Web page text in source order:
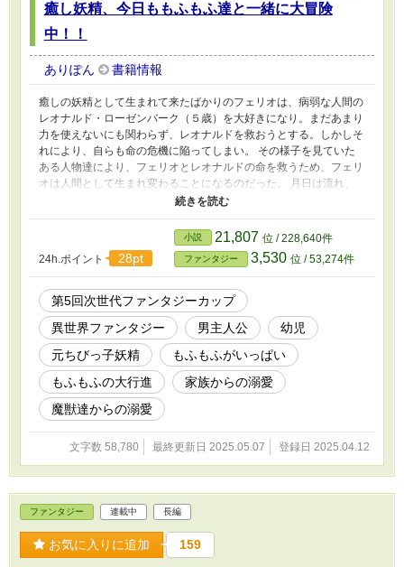
癒し妖精、今日ももふもふ達と一緒に大冒険
中！！
ありぽん 書籍情報
癒しの妖精として生まれて来たばかりのフェリオは、病弱な人間の
レオナルド・ローゼンバーク（５歳）を大好きになり。まだあまり
力を使えないにも関わらず、レオナルドを救おうとする。しかしそ
れにより、自らも命の危機に陥ってしまい。 その様子を見ていた
ある人物達により、フェリオとレオナルドの命を救うため、フェリ
オは人間として生まれ変わることになるのだった。 月日は流れ、
生まれ変わってから３年。 フェリオはアレクシス・ローゼンバー
グとして、優しくて強い父と母、兄のレオナルド、そしてたくさん
の使用人とメイド達に囲まれ。元気のすくすく育ち、毎日楽しい
日々を過ごしていた。 実はローゼンバーグ公爵家では代々、三歳
の能力鑑定の儀の際に、必ずある特別な能力を授かるのだが。アレ
クシスも無事にその力を授かり。家族は彼の未来に大きな期待を寄
せる事に。 しかし、事態は思わぬ方向へと動き出す。 「……これ
では、どちらが脅威だか分からないではないか」 思わず漏れた父
の愚痴。 無事に力を授かったことで、アレクシスの毎日はこれま
で以上に、楽しいものへと変わっていったが。周囲の大人達は、
戦々恐々とする日々を送ることになるのだった。
24h.ポイント 28pt
小説 21,807 位 / 228,640件
ファンタジー 3,530 位 / 53,274件
第5回次世代ファンタジーカップ
異世界ファンタジー
男主人公
幼児
元ちびっ子妖精
もふもふがいっぱい
もふもふの大行進
家族からの溺愛
魔獣達からの溺愛
文字数 58,780 最終更新日 2025.05.07 登録日 2025.04.12
ファンタジー 連載中 長編
お気に入りに追加 159